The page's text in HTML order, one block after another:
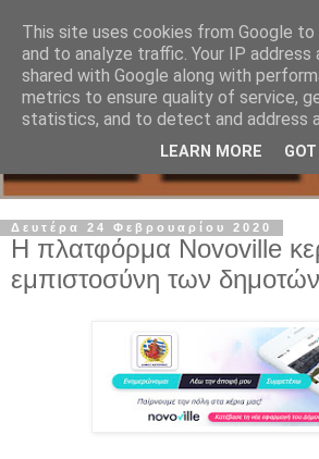
Δευτέρα 24 Φεβρουαρίου 2020
Η πλατφόρμα Novoville
εμπιστοσύνη των δημοτών
This site uses cookies from Google
and to analyze traffic. Your IP address
shared with Google along with
metrics to ensure quality of service,
statistics, and to detect and address
LEARN MORE